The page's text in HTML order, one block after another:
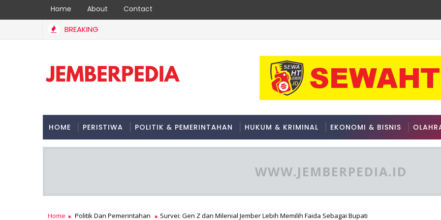
Home About Contact
BREAKING
HOME PERISTIWA POLITIK & PEMERINTAHAN HUKUM & KRIMINAL EKONOMI & BISNIS
WWW.JEMBERPEDIA.ID
Home Politik Dan Pemerintahan Survei: Gen Z dan Milenial Jember Lebih Memilih Faida Sebagai Bupati